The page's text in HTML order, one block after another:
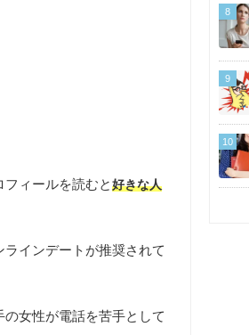
ィールを読むと好きな人
インデートが推奨されて
女性が電話を苦手として
8
9
10